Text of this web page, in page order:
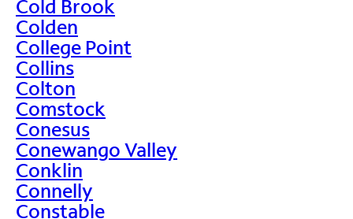
Cold Brook
Colden
College Point
Collins
Colton
Comstock
Conesus
Conewango Valley
Conklin
Connelly
Constable